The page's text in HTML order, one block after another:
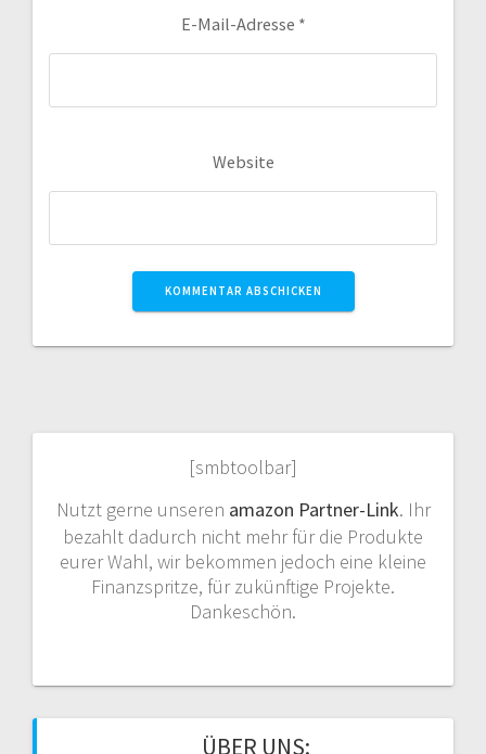
E-Mail-Adresse *
Website
[smbtoolbar]
Nutzt gerne unseren amazon Partner-Link. Ihr
bezahlt dadurch nicht mehr für die Produkte
eurer Wahl, wir bekommen jedoch eine kleine
Finanzspritze, für zukünftige Projekte.
Dankeschön.
ÜBER UNS: